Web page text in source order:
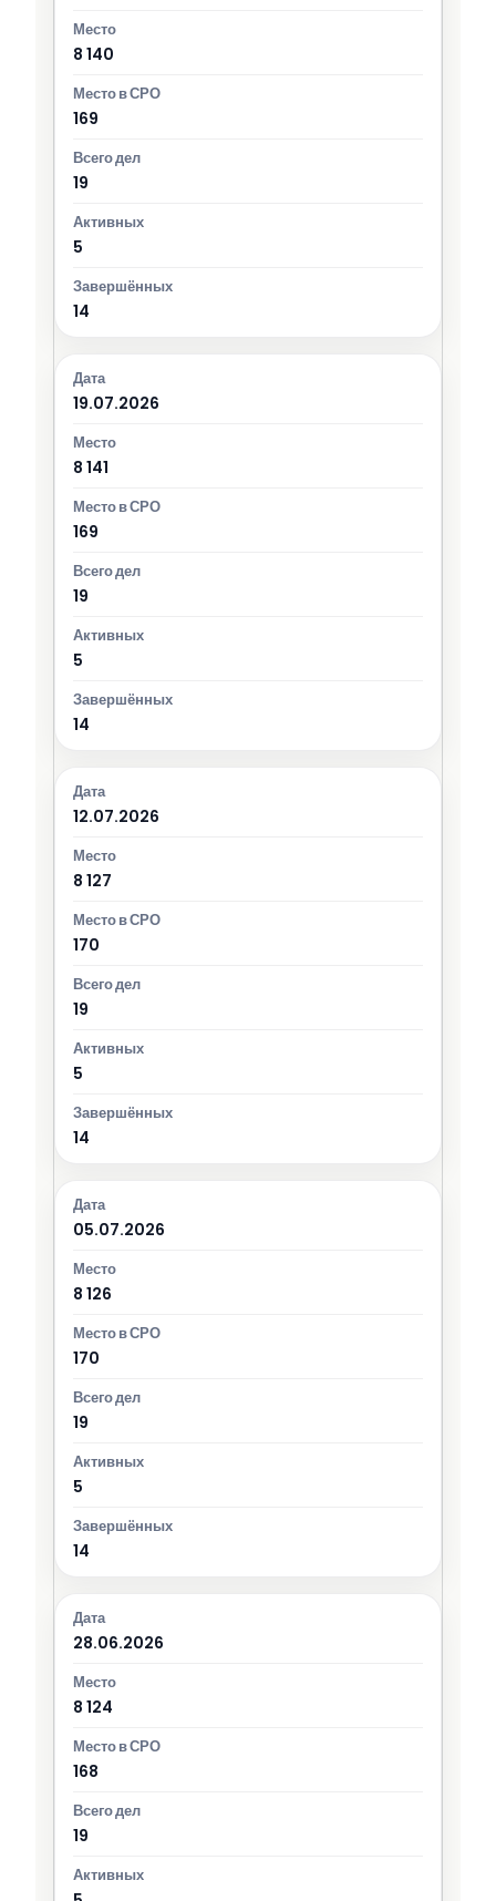
8 140
169
19
5
14
19.07.2026
8 141
169
19
5
14
12.07.2026
8 127
170
19
5
14
05.07.2026
8 126
170
19
5
14
28.06.2026
8 124
168
19